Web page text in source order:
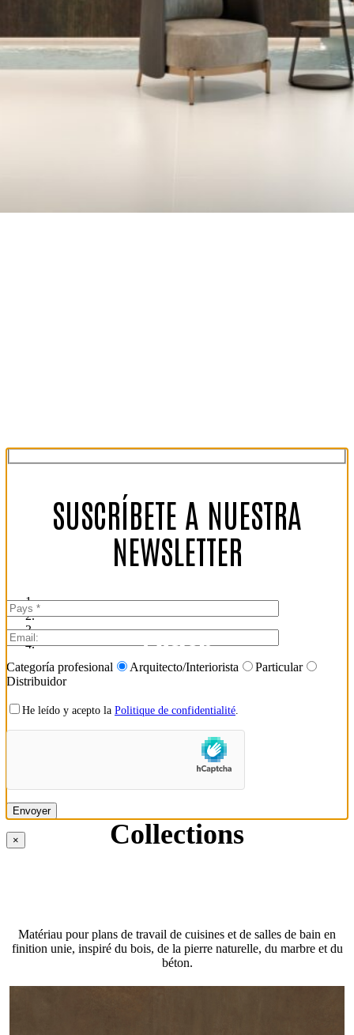
Fusion
Collections
Matériau pour plans de travail de cuisines et de salles de bain en
finition unie, inspiré du bois, de la pierre naturelle, du marbre et du
béton.
SUSCRÍBETE A NUESTRA
NEWSLETTER
Categoría profesional Arquitecto/Interiorista
Particular
Distribuidor
He leído y acepto la Politique de confidentialité
×